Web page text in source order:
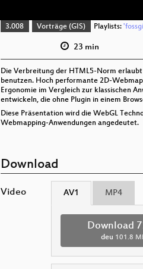
3.008 Vorträge (GIS) Playlists:
23 min
Die Verbreitung der HTML5-Norm
benutzen. Hoch performante 2D-
Ergonomie im Vergleich zur klassischen
entwickeln, die ohne Plugin in einem
Diese Präsentation wird die WebGL
Webmapping-Anwendungen angedeutet.
Download
Video AV1 MP4
Download
deu 101.8